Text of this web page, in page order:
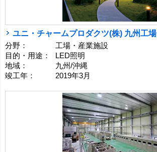
ユニ・チャームプロダクツ(株) 九州工場
分野：
工場・産業施設
目的・用途：
LED照明
地域：
九州/沖縄
竣工年：
2019年3月